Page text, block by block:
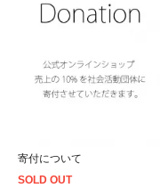
寄付について
SOLD OUT